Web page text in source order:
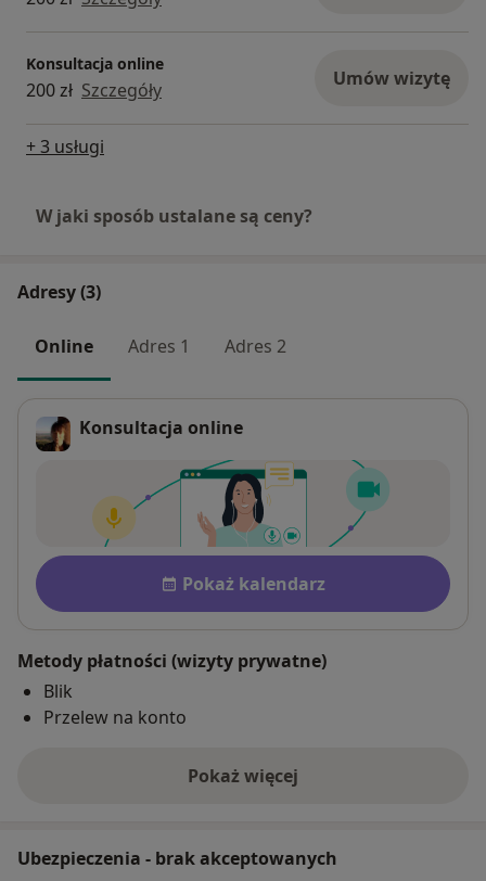
Konsultacja online
200 zł Szczegóły Umów wizytę
+ 3 usługi
W jaki sposób ustalane są ceny?
Adresy (3)
Online Adres 1 Adres 2
Konsultacja online
Dostępność
Pokaż kalendarz
Metody płatności (wizyty prywatne)
Blik
Przelew na konto
Pokaż więcej
o adresie
Ubezpieczenia - brak akceptowanych